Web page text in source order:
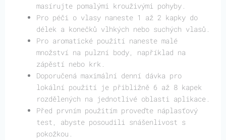
masírujte pomalými krouživými pohyby.
Pro péči o vlasy naneste 1 až 2 kapky do
délek a konečků vlhkých nebo suchých vlasů.
Pro aromatické použití naneste malé
množství na pulzní body, například na
zápěstí nebo krk.
Doporučená maximální denní dávka pro
lokální použití je přibližně 6 až 8 kapek
rozdělených na jednotlivé oblasti aplikace.
Před prvním použitím proveďte náplasťový
test, abyste posoudili snášenlivost s
pokožkou.